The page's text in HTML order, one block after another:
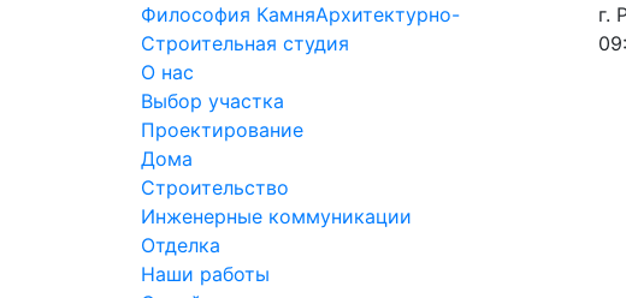
Философия КамняАрхитектурно-
Строительная студия
г.
О нас
Выбор участка
Проектирование
Дома
Строительство
Инженерные коммуникации
Отделка
Наши работы